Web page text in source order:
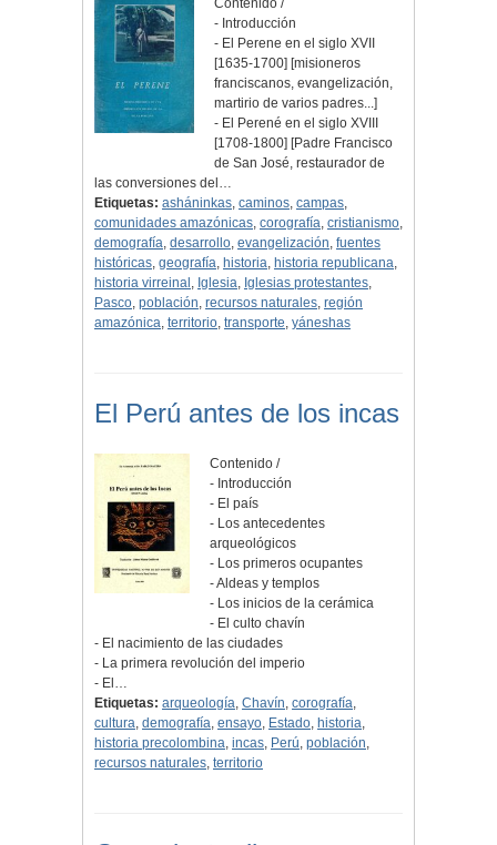
Contenido /
- Introducción
- El Perene en el siglo XVII
[1635-1700] [misioneros
franciscanos, evangelización,
martirio de varios padres...]
- El Perené en el siglo XVIII
[1708-1800] [Padre Francisco
de San José, restaurador de
las conversiones del…
Etiquetas: asháninkas, caminos, campas,
comunidades amazónicas, corografía, cristianismo,
demografía, desarrollo, evangelización, fuentes
históricas, geografía, historia, historia republicana,
historia virreinal , Iglesia, Iglesias protestantes,
Pasco, población, recursos naturales, región
amazónica, territorio, transporte, yáneshas
El Perú antes de los incas
Contenido /
- Introducción
- El país
- Los antecedentes
arqueológicos
- Los primeros ocupantes
- Aldeas y templos
- Los inicios de la cerámica
- El culto chavín
- El nacimiento de las ciudades
- La primera revolución del imperio
- El…
Etiquetas: arqueología, Chavín, corografía,
cultura, demografía, ensayo, Estado, historia,
historia precolombina, incas, Perú, población,
recursos naturales, territorio